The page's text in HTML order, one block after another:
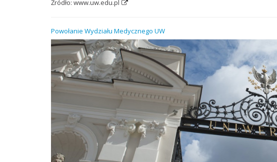
Źródło: www.uw.edu.pl
Powołanie Wydziału Medycznego UW